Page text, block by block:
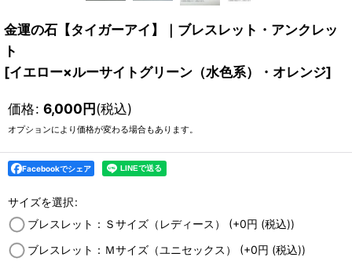
金運の石【タイガーアイ】｜ブレスレット・アンクレッ
ト
[イエロー×ルーサイトグリーン（水色系）・オレンジ]
価格: 6,000円(税込)
オプションにより価格が変わる場合もあります。
Facebookでシェア
サイズを選択:
ブレスレット：Ｓサイズ（レディース） (+0円 (税込))
ブレスレット：Ｍサイズ（ユニセックス） (+0円 (税込))